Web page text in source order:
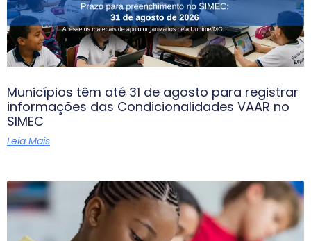
Municípios têm até 31 de agosto para registrar
informações das Condicionalidades VAAR no
SIMEC
Leia Mais